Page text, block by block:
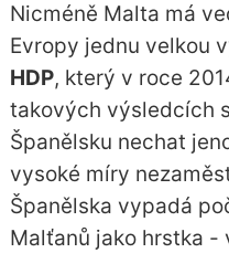
Nicméně Malta má
Evropy jednu velkou
HDP, který v roce
takových výsledcích
Španělsku nechat
vysoké míry
Španělska vypadá
Malťanů jako hrstka -